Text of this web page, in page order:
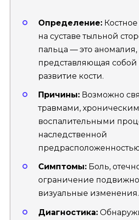
Определение:
на суставе тыльной
пальца — это аномалия,
представляющая собой
развитие кости.
Причины: Возможно
травмами,
воспалительными
наследственной
Симптомы: Боль,
ограничение
визуальные изменения.
Диагностика: